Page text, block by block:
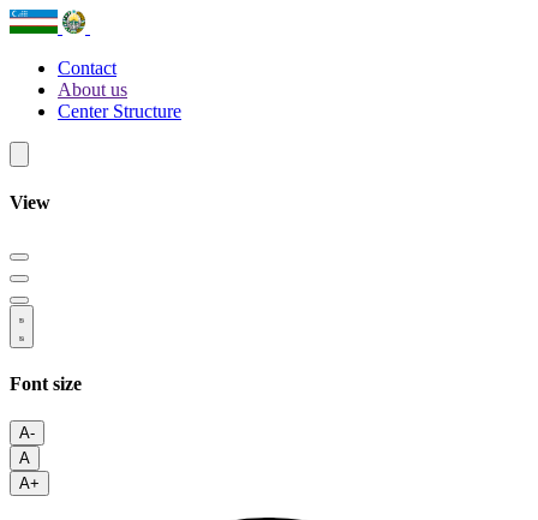
Contact
About us
Center Structure
View
Font size
A-
A
A+